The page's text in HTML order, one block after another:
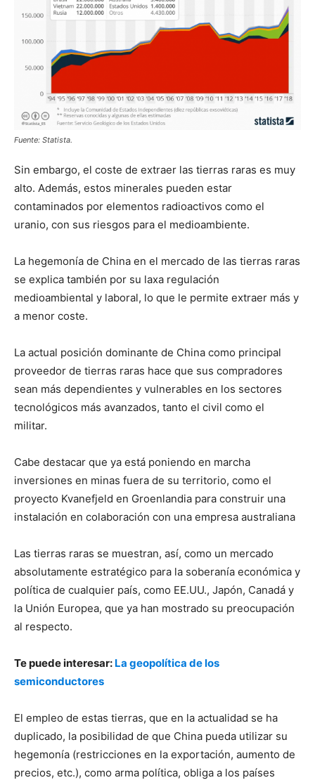
Fuente: Statista.
Sin embargo, el coste de extraer las tierras raras es muy
alto. Además, estos minerales pueden estar
contaminados por elementos radioactivos como el
uranio, con sus riesgos para el medioambiente.
La hegemonía de China en el mercado de las tierras raras
se explica también por su laxa regulación
medioambiental y laboral, lo que le permite extraer más y
a menor coste.
La actual posición dominante de China como principal
proveedor de tierras raras hace que sus compradores
sean más dependientes y vulnerables en los sectores
tecnológicos más avanzados, tanto el civil como el
militar.
Cabe destacar que ya está poniendo en marcha
inversiones en minas fuera de su territorio, como el
proyecto Kvanefjeld en Groenlandia para construir una
instalación en colaboración con una empresa australiana
Las tierras raras se muestran, así, como un mercado
absolutamente estratégico para la soberanía económica y
política de cualquier país, como EE.UU., Japón, Canadá y
la Unión Europea, que ya han mostrado su preocupación
al respecto.
Te puede interesar: La geopolítica de los
semiconductores
El empleo de estas tierras, que en la actualidad se ha
duplicado, la posibilidad de que China pueda utilizar su
hegemonía (restricciones en la exportación, aumento de
precios, etc.), como arma política, obliga a los países